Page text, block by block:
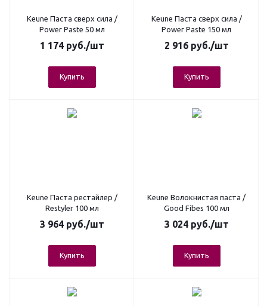
Keune Паста сверх сила /
Power Paste 50 мл
1 174руб./шт
Купить
Keune Паста сверх сила /
Power Paste 150 мл
2 916руб./шт
Купить
Keune Паста рестайлер /
Restyler 100 мл
3 964руб./шт
Купить
Keune Волокнистая паста /
Good Fibes 100 мл
3 024руб./шт
Купить